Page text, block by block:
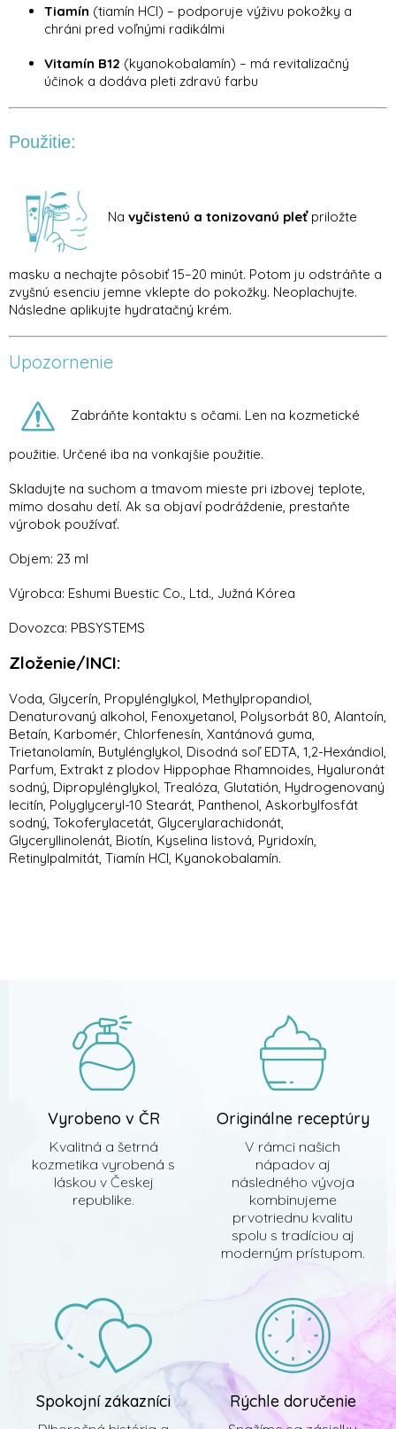
Tiamín (tiamín HCl) – podporuje výživu pokožky a
chráni pred voľnými radikálmi
Vitamín B12 (kyanokobalamín) – má revitalizačný
účinok a dodáva pleti zdravú farbu
Použitie:
Na vyčistenú a tonizovanú pleťpriložte
masku a nechajte pôsobiť 15–20 minút. Potom ju odstráňte a
zvyšnú esenciu jemne vklepte do pokožky. Neoplachujte.
Následne aplikujte hydratačný krém.
Upozornenie
Zabráňte kontaktu s očami. Len na kozmetické
použitie. Určené iba na vonkajšie použitie.
Skladujte na suchom a tmavom mieste pri izbovej teplote,
mimo dosahu detí. Ak sa objaví podráždenie, prestaňte
výrobok používať.
Objem: 23 ml
Výrobca: Eshumi Buestic Co., Ltd., Južná Kórea
Dovozca: PBSYSTEMS
Zloženie/INCI:
Voda, Glycerín, Propylénglykol, Methylpropandiol,
Denaturovaný alkohol, Fenoxyetanol, Polysorbát 80, Alantoín,
Betaín, Karbomér, Chlorfenesín, Xantánová guma,
Trietanolamín, Butylénglykol, Disodná soľ EDTA, 1,2-Hexándiol,
Parfum, Extrakt z plodov Hippophae Rhamnoides, Hyaluronát
sodný, Dipropylénglykol, Trealóza, Glutatión, Hydrogenovaný
lecitín, Polyglyceryl-10 Stearát, Panthenol, Askorbylfosfát
sodný, Tokoferylacetát, Glycerylarachidonát,
Glyceryllinolenát, Biotín, Kyselina listová, Pyridoxín,
Retinylpalmitát, Tiamín HCl, Kyanokobalamín.
Vyrobeno v ČR
Kvalitná a šetrná
kozmetika vyrobená s
láskou v Českej
republike.
Originálne receptúry
V rámci našich
nápadov aj
následného vývoja
kombinujeme
prvotriednu kvalitu
spolu s tradíciou aj
moderným prístupom.
Spokojní zákazníci Rýchle doručenie